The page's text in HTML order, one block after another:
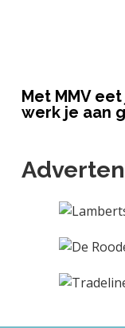
Met MMV
werk je aan